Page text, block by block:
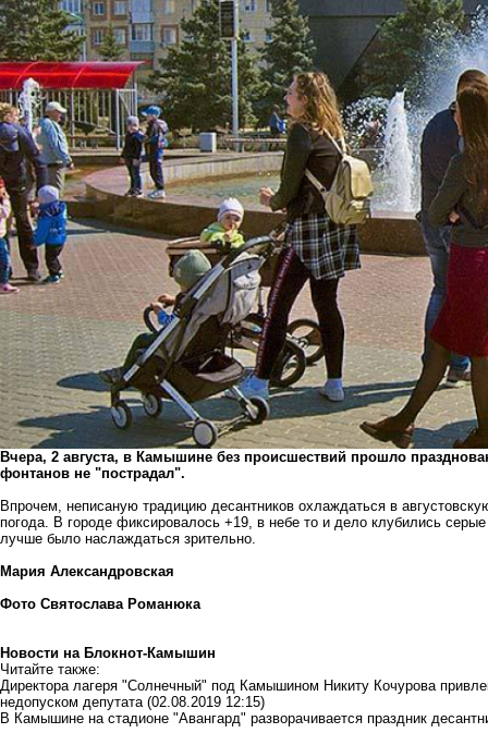
Вчера, 2 августа, в Камышине без происшествий прошло
фонтанов не "пострадал".
Впрочем, неписаную традицию десантников охлаждаться в
погода. В городе фиксировалось +19, в небе то и дело клубились
лучше было наслаждаться зрительно.
Мария Александровская
Фото Святослава Романюка
Новости на Блoкнoт-Камышин
Читайте также:
Директора лагеря "Солнечный" под Камышином Никиту Кочурова
недопуском депутата (02.08.2019 12:15)
В Камышине на стадионе "Авангард" разворачивается праздник